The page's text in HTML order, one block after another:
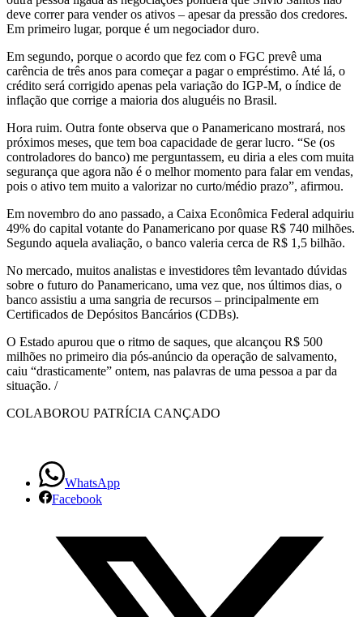
deve correr para vender os ativos – apesar da pressão dos credores.
Em primeiro lugar, porque é um negociador duro.
Em segundo, porque o acordo que fez com o FGC prevê uma
carência de três anos para começar a pagar o empréstimo. Até lá, o
crédito será corrigido apenas pela variação do IGP-M, o índice de
inflação que corrige a maioria dos aluguéis no Brasil.
Hora ruim. Outra fonte observa que o Panamericano mostrará, nos
próximos meses, que tem boa capacidade de gerar lucro. “Se (os
controladores do banco) me perguntassem, eu diria a eles com muita
segurança que agora não é o melhor momento para falar em vendas,
pois o ativo tem muito a valorizar no curto/médio prazo”, afirmou.
Em novembro do ano passado, a Caixa Econômica Federal adquiriu
49% do capital votante do Panamericano por quase R$ 740 milhões.
Segundo aquela avaliação, o banco valeria cerca de R$ 1,5 bilhão.
No mercado, muitos analistas e investidores têm levantado dúvidas
sobre o futuro do Panamericano, uma vez que, nos últimos dias, o
banco assistiu a uma sangria de recursos – principalmente em
Certificados de Depósitos Bancários (CDBs).
O Estado apurou que o ritmo de saques, que alcançou R$ 500
milhões no primeiro dia pós-anúncio da operação de salvamento,
caiu “drasticamente” ontem, nas palavras de uma pessoa a par da
situação. /
COLABOROU PATRÍCIA CANÇADO
WhatsApp
Facebook